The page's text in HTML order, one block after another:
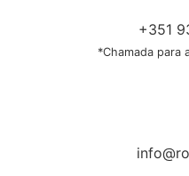
+351
*Chamada para